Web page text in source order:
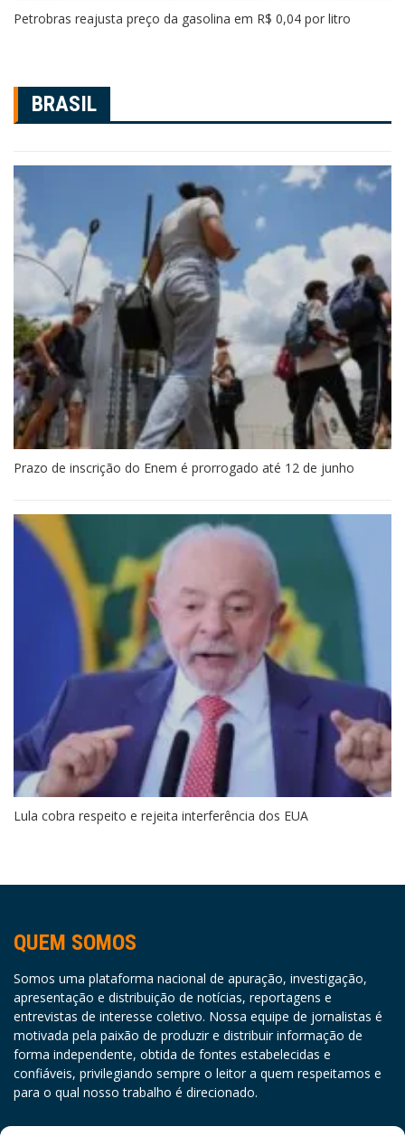
Petrobras reajusta preço da gasolina em R$ 0,04 por litro
BRASIL
Prazo de inscrição do Enem é prorrogado até 12 de junho
Lula cobra respeito e rejeita interferência dos EUA
QUEM SOMOS
Somos uma plataforma nacional de apuração, investigação,
apresentação e distribuição de notícias, reportagens e
entrevistas de interesse coletivo. Nossa equipe de jornalistas é
motivada pela paixão de produzir e distribuir informação de
forma independente, obtida de fontes estabelecidas e
confiáveis, privilegiando sempre o leitor a quem respeitamos e
para o qual nosso trabalho é direcionado.